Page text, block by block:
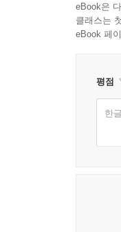
eBook은
클래스는
eBook 페
평점
한